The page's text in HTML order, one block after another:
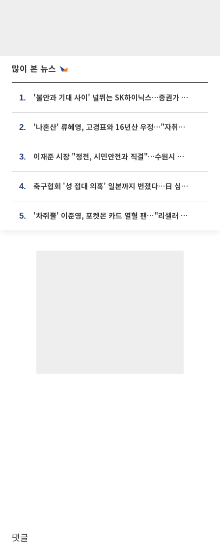
많이 본 뉴스
1. '불안과 기대 사이' 널뛰는 SK하이닉스…증권가 "HBM4·LTA 기반 펀터멘털 견고"
2. '나혼산' 류혜영, 고경표와 16년산 우정…"자취방서 부모님과 마주쳐"
3. 이재준 시장 "정전, 시민안전과 직결"…수원시 비상대응체계 가동
4. 축구협회 '성 접대 의혹' 일본까지 번졌다…日 심판 실명 공개
5. '차쥐뿔' 이준영, 포켓몬 카드 열혈 팬⋯"리셀러 처단할 것"
댓글